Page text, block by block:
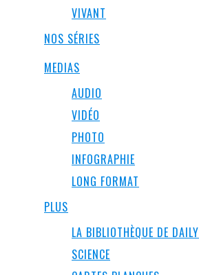
VIVANT
NOS SÉRIES
MEDIAS
AUDIO
VIDÉO
PHOTO
INFOGRAPHIE
LONG FORMAT
PLUS
LA BIBLIOTHÈQUE DE DAILY
SCIENCE